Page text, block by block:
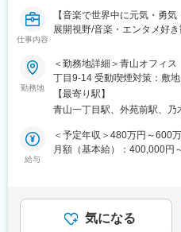
変更の範囲：会社の定める業務
ど、多岐にわたるスキルを
所属アーティストは下記リ
https://incs-toenter.jp/s/i01/
音楽と声優のクロスオーバ
インターネットから生まれた
変更の範囲：会社の定める業
仕事内容
【音楽で世界中に元気・勇
展開視野/音楽・エンタメ好き
■業務概要
アーティストブランドの世
の企画/制作/進行を行い、デ
す。
■業務詳細
● アーティストブランドに基
ブ/ファンクラブ・SNSメデ
ール
● 関係各所との調整/交渉
勤務地
＜勤務地詳細＞青山オフィ
丁目9-14 受動喫煙対策：敷
【最寄り駅】
青山一丁目駅、外苑前駅、乃
給与
＜予定年収＞480万円～600
月額（基本給）：400,000円
可能性があります。月給(月
気になる